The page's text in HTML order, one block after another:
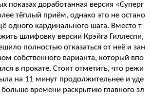
показах доработанная версия «Суперг
тёплый приём, однако это не остано
одного кардинального шага. Вместо т
шлифовку версии Крэйга Гиллеспи,
полностью отказаться от неё и зан
собственного варианта, который впо
в прокате. Стоит отметить, что режи
на 11 минут продолжительнее и уде
больше времени раскрытию главного зл